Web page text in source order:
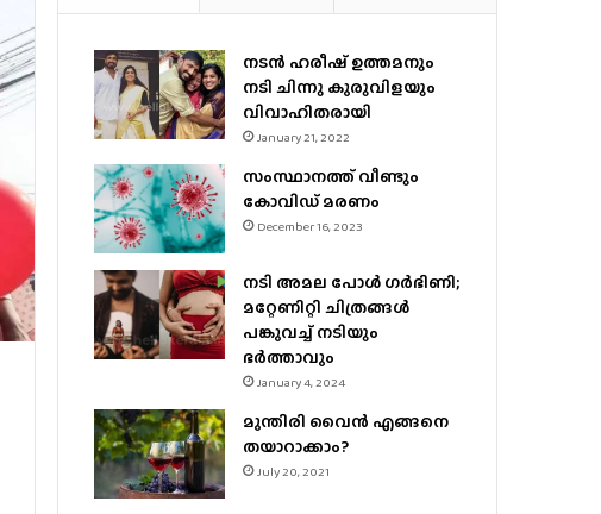
നടന്‍ ഹരീഷ് ഉത്തമനും
നടി ചിന്നു കുരുവിളയും
വിവാഹിതരായി
January 21, 2022
സംസ്ഥാനത്ത് വീണ്ടും
കോവിഡ് മരണം
December 16, 2023
നടി അമല പോൾ ​ഗർഭിണി;
മറ്റേണിറ്റി ചിത്രങ്ങള്‍
പങ്കുവച്ച് നടിയും
ഭർത്താവും
January 4, 2024
മുന്തിരി വൈന്‍ എങ്ങനെ
തയാറാക്കാം?
July 20, 2021